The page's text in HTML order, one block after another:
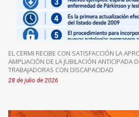
EL CERMI RECIBE CON SATISFACCIÓN LA
AMPLIACIÓN DE LA JUBILACIÓN ANTICIPADA
TRABAJADORAS CON DISCAPACIDAD
28 de julio de 2026